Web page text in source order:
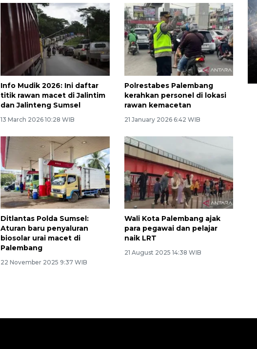
Info Mudik 2026: Ini daftar
titik rawan macet di Jalintim
dan Jalinteng Sumsel
13 March 2026 10:28 WIB
Polrestabes Palembang
kerahkan personel di lokasi
rawan kemacetan
21 January 2026 6:42 WIB
Ditlantas Polda Sumsel:
Aturan baru penyaluran
biosolar urai macet di
Palembang
22 November 2025 9:37 WIB
Wali Kota Palembang ajak
para pegawai dan pelajar
naik LRT
21 August 2025 14:38 WIB
Alokasi anggaran untuk bibit
kopi arabika Gayo
15 June 2026 11:15 WIB